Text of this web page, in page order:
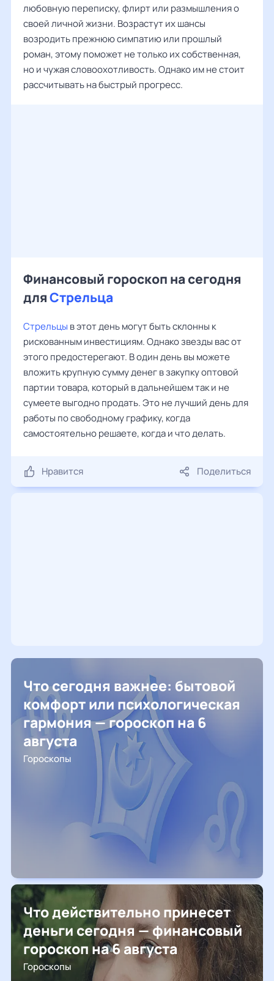
любовную переписку, флирт или размышления о
своей личной жизни. Возрастут их шансы
возродить прежнюю симпатию или прошлый
роман, этому поможет не только их собственная,
но и чужая словоохотливость. Однако им не стоит
рассчитывать на быстрый прогресс.
Финансовый гороскоп на сегодня
дляСтрельца
Стрельцы в этот день могут быть склонны к
рискованным инвестициям. Однако звезды вас от
этого предостерегают. В один день вы можете
вложить крупную сумму денег в закупку оптовой
партии товара, который в дальнейшем так и не
сумеете выгодно продать. Это не лучший день для
работы по свободному графику, когда
самостоятельно решаете, когда и что делать.
Нравится Поделиться
Что сегодня важнее: бытовой
комфорт или психологическая
гармония — гороскоп на 6
августа
Гороскопы
Что действительно принесет
деньги сегодня — финансовый
гороскоп на 6 августа
Гороскопы